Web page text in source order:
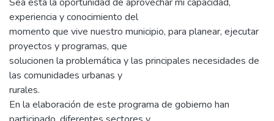
experiencia y conocimiento del
momento que vive nuestro municipio, para planear, ejecutar
proyectos y programas, que
solucionen la problemática y las principales necesidades de
las comunidades urbanas y
rurales.
En la elaboración de este programa de gobierno han